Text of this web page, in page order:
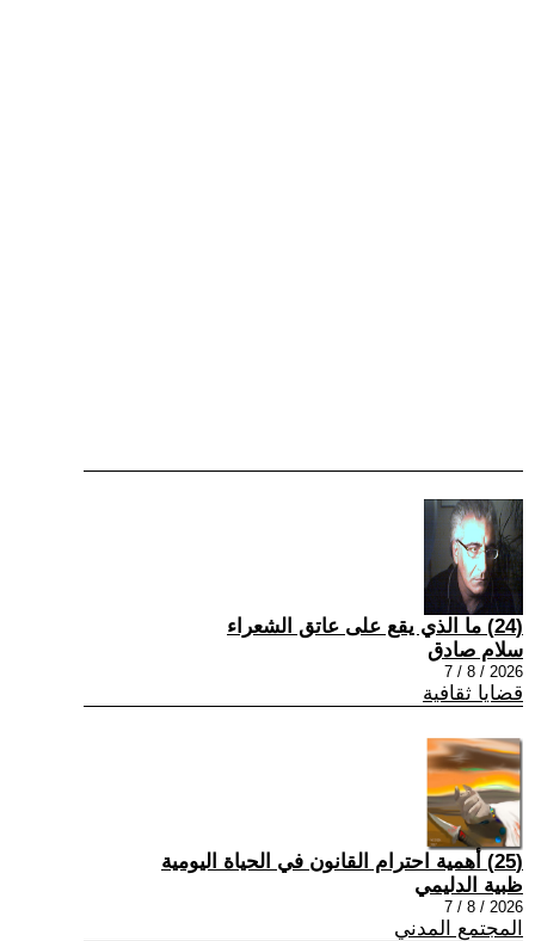
(24) ما الذي يقع على عاتق الشعراء
سلام صادق
2026 / 8 / 7
قضايا ثقافية
(25) أهمية احترام القانون في الحياة اليومية
ظبية الدليمي
2026 / 8 / 7
المجتمع المدني